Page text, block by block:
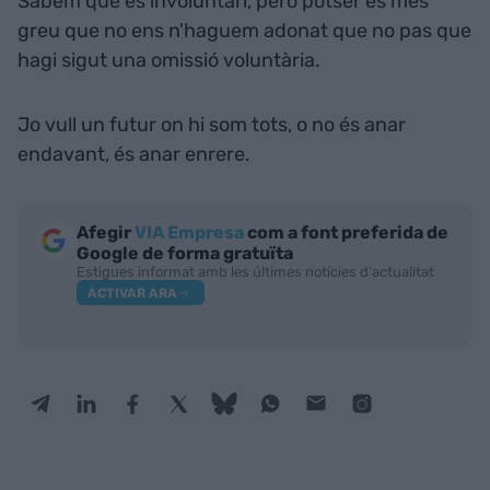
greu que no ens n'haguem adonat que no pas que
hagi sigut una omissió voluntària.
Jo vull un futur on hi som tots, o no és anar
endavant, és anar enrere.
AfegirVIA Empresa com a font preferida de
Google de forma gratuïta
Estigues informat amb les últimes notícies d'actualitat
ACTIVAR ARA